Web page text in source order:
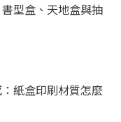
型盒、天地盒與抽
紙盒印刷材質怎麼